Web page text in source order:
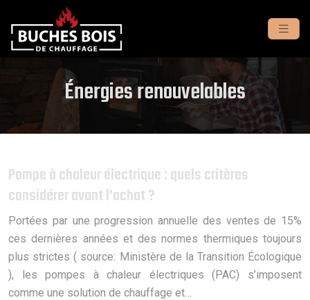
Énergies renouvelables
Pompe à chaleur électrique : quels critères
considérer avant l’achat ?
Portées par une progression annuelle des ventes de 15%
ces dernières années et des normes thermiques toujours
plus strictes ( source: Ministère de la Transition Écologique
), les pompes à chaleur électriques (PAC) s’imposent
comme une solution de chauffage et…